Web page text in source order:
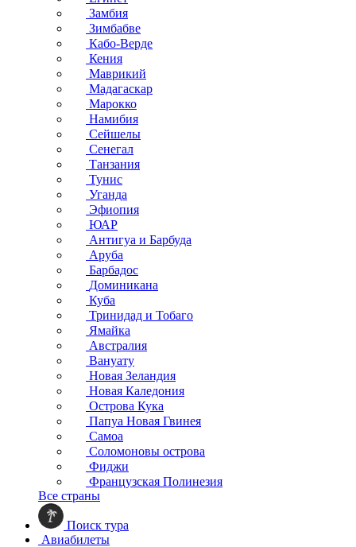
Замбия
Зимбабве
Кабо-Верде
Кения
Маврикий
Мадагаскар
Марокко
Намибия
Сейшелы
Сенегал
Танзания
Тунис
Уганда
Эфиопия
ЮАР
Антигуа и Барбуда
Аруба
Барбадос
Доминикана
Куба
Тринидад и Тобаго
Ямайка
Австралия
Вануату
Новая Зеландия
Новая Каледония
Острова Кука
Папуа Новая Гвинея
Самоа
Соломоновы острова
Фиджи
Французская Полинезия
Все страны
Поиск тура
Авиабилеты